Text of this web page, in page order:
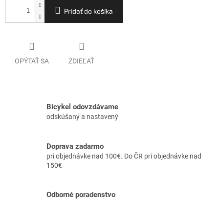
Pridať do košíka
OPÝTAŤ SA ZDIEĽAŤ
Bicykel odovzdávame
odskúšaný a nastavený
Doprava zadarmo
pri objednávke nad 100€. Do ČR pri objednávke nad
150€
Odborné poradenstvo